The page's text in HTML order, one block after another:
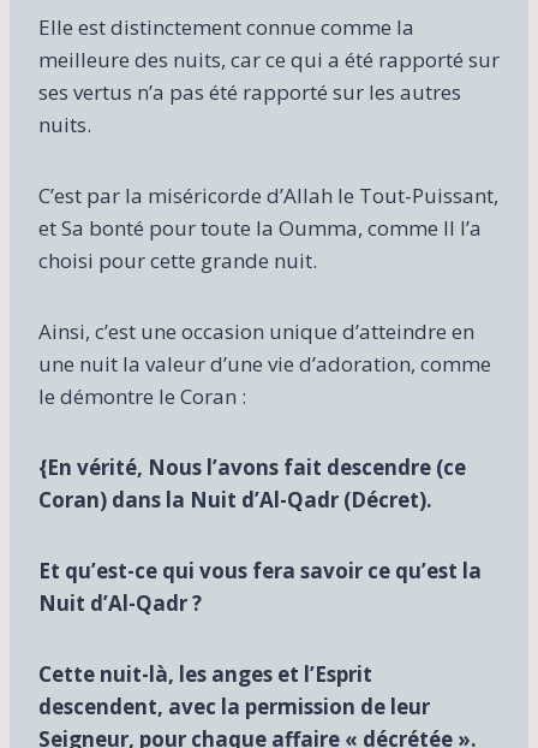
Elle est distinctement connue comme la
meilleure des nuits, car ce qui a été rapporté sur
ses vertus n’a pas été rapporté sur les autres
nuits.
C’est par la miséricorde d’Allah le Tout-Puissant,
et Sa bonté pour toute la Oumma, comme Il l’a
choisi pour cette grande nuit.
Ainsi, c’est une occasion unique d’atteindre en
une nuit la valeur d’une vie d’adoration, comme
le démontre le Coran :
{En vérité, Nous l’avons fait descendre (ce
Coran) dans la Nuit d’Al-Qadr (Décret).
Et qu’est-ce qui vous fera savoir ce qu’est la
Nuit d’Al-Qadr ?
Cette nuit-là, les anges et l’Esprit
descendent, avec la permission de leur
Seigneur, pour chaque affaire « décrétée ».